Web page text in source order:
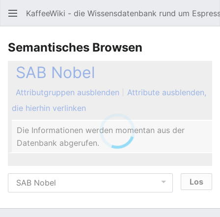
Hauptmenü öffnen KaffeeWiki - die Wissensdatenbank rund um
Semantisches Browsen
SAB Nobel
Attributgruppen ausblenden
Attribute ausblenden,
die hierhin verlinken
Die Informationen werden momentan aus der
Datenbank abgerufen.